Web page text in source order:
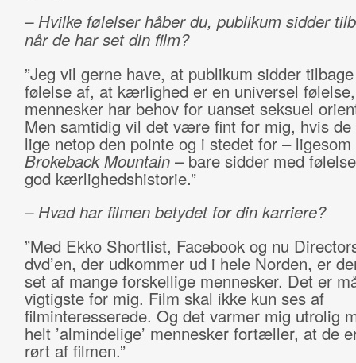
– Hvilke følelser håber du, publikum sidder
når de har set din film?
”Jeg vil gerne have, at publikum sidder
følelse af, at kærlighed er en universel
mennesker har behov for uanset seksuel
Men samtidig vil det være fint for mig, hvis de
lige netop den pointe og i stedet for –
Brokeback Mountain– bare sidder med
god kærlighedshistorie.”
– Hvad har filmen betydet for din karriere?
”Med Ekko Shortlist, Facebook og nu
dvd’en, der udkommer ud i hele Norden, er
set af mange forskellige mennesker. Det er
vigtigste for mig. Film skal ikke kun ses af
filminteresserede. Og det varmer mig utrolig
helt ’almindelige’ mennesker fortæller, at de
rørt af filmen.”